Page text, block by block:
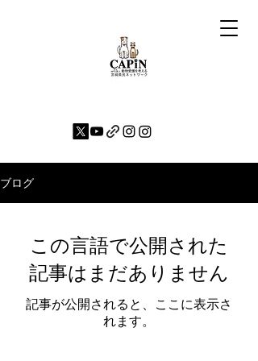
ブログ
この言語で公開された
記事はまだありません
記事が公開されると、ここに表示さ
れます。